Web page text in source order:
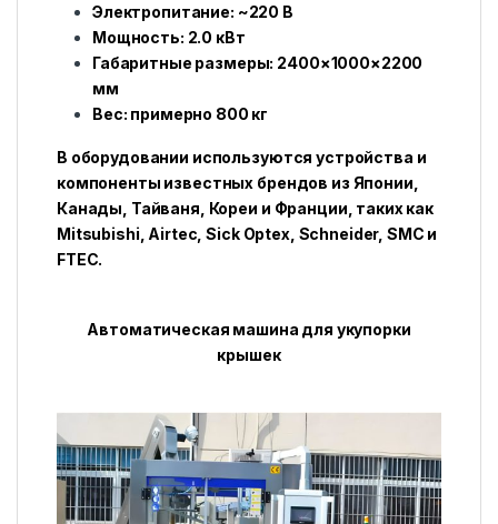
Электропитание: ~220 В
Мощность: 2.0 кВт
Габаритные размеры: 2400×1000×2200
мм
Вес: примерно 800 кг
В оборудовании используются устройства и
компоненты известных брендов из Японии,
Канады, Тайваня, Кореи и Франции, таких как
Mitsubishi, Airtec, Sick Optex, Schneider, SMC и
FTEC.
Автоматическая машина для укупорки
крышек